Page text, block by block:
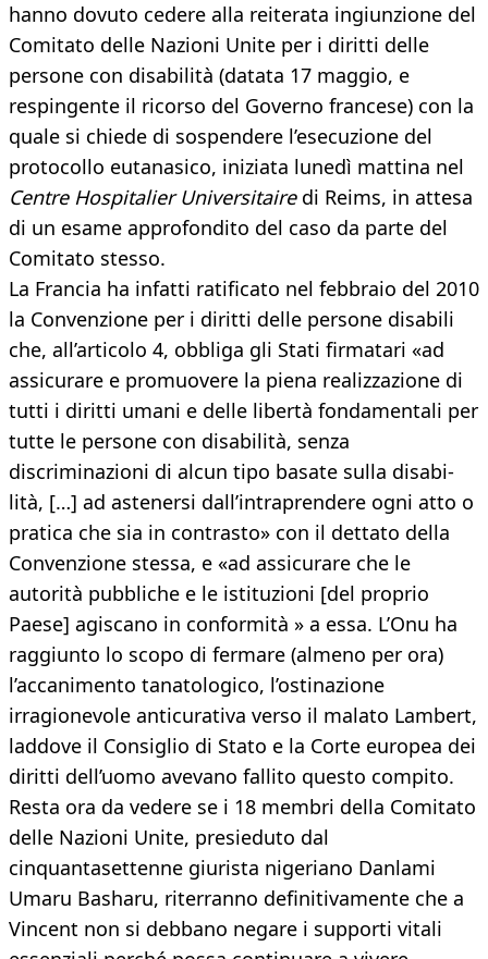
hanno dovuto cedere alla reiterata ingiunzione del
Comitato delle Nazioni Unite per i diritti delle
persone con disabilità (datata 17 maggio, e
respingente il ricorso del Governo francese) con la
quale si chiede di sospendere l’esecuzione del
protocollo eutanasico, iniziata lunedì mattina nel
Centre Hospitalier Universitairedi Reims, in attesa
di un esame approfondito del caso da parte del
Comitato stesso.
La Francia ha infatti ratificato nel febbraio del 2010
la Convenzione per i diritti delle persone disabili
che, all’articolo 4, obbliga gli Stati firmatari «ad
assicurare e promuovere la piena realizzazione di
tutti i diritti umani e delle libertà fondamentali per
tutte le persone con disabilità, senza
discriminazioni di alcun tipo basate sulla disabi-
lità, […] ad astenersi dall’intraprendere ogni atto o
pratica che sia in contrasto» con il dettato della
Convenzione stessa, e «ad assicurare che le
autorità pubbliche e le istituzioni [del proprio
Paese] agiscano in conformità » a essa. L’Onu ha
raggiunto lo scopo di fermare (almeno per ora)
l’accanimento tanatologico, l’ostinazione
irragionevole anticurativa verso il malato Lambert,
laddove il Consiglio di Stato e la Corte europea dei
diritti dell’uomo avevano fallito questo compito.
Resta ora da vedere se i 18 membri della Comitato
delle Nazioni Unite, presieduto dal
cinquantasettenne giurista nigeriano Danlami
Umaru Basharu, riterranno definitivamente che a
Vincent non si debbano negare i supporti vitali